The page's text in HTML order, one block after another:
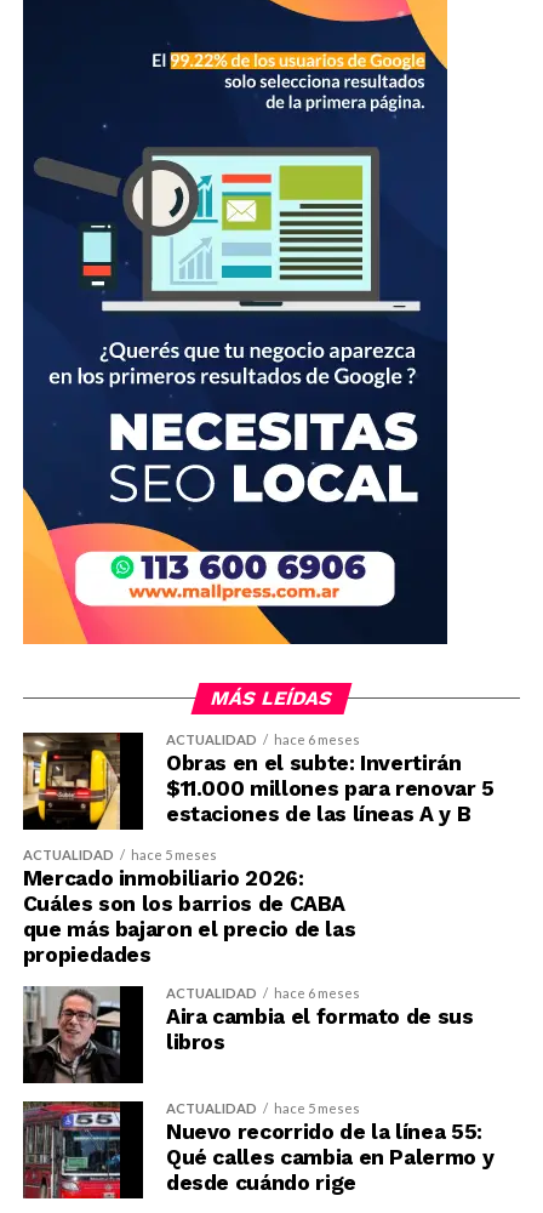
MÁS LEÍDAS
ACTUALIDAD hace 6 meses
Obras en el subte: Invertirán
$11.000 millones para renovar 5
estaciones de las líneas A y B
ACTUALIDAD hace 5 meses
Mercado inmobiliario 2026:
Cuáles son los barrios de CABA
que más bajaron el precio de las
propiedades
ACTUALIDAD hace 6 meses
Aira cambia el formato de sus
libros
ACTUALIDAD hace 5 meses
Nuevo recorrido de la línea 55:
Qué calles cambia en Palermo y
desde cuándo rige